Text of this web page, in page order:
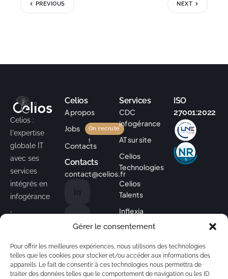
Gérer le consentement
Pour offrir les meilleures expériences, nous utilisons des technologies
telles que les cookies pour stocker et/ou accéder aux informations des
appareils. Le fait de consentir à ces technologies nous permettra de
traiter des données telles que le comportement de navigation ou les ID
PREVIOUS NEXT
Celios :
l'expertise
globale IT
avec ses
services
intégrés en
infogérance
innovation
technologiq
ue et
Celios
A propos
Jobs
On recrute
!
Contacts
Contacts
contact@celios.fr
Services
CDC
infogérance
AT sur site
Celios
Technologies
Celios
Talents
Inflexia
nouvelles
ISO
27001:2022